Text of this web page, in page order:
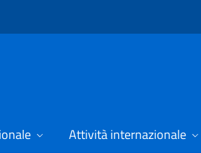
Attività internazionale